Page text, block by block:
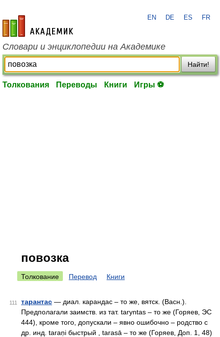
academic.ru
EN DE ES FR
Словари и энциклопедии на Академике
Найти!
Толкования Переводы Книги Игры ⚽
повозка
Толкование Перевод Книги
111 тарантас — диал. карандас – то же, вятск. (Васн.).
Предполагали заимств. из тат. taryntas – то же (Горяев, ЭС
444), кроме того, допускали – явно ошибочно – родство с
др. инд. taraṇi быстрый , tarasā – то же (Горяев, Доп. 1, 48)